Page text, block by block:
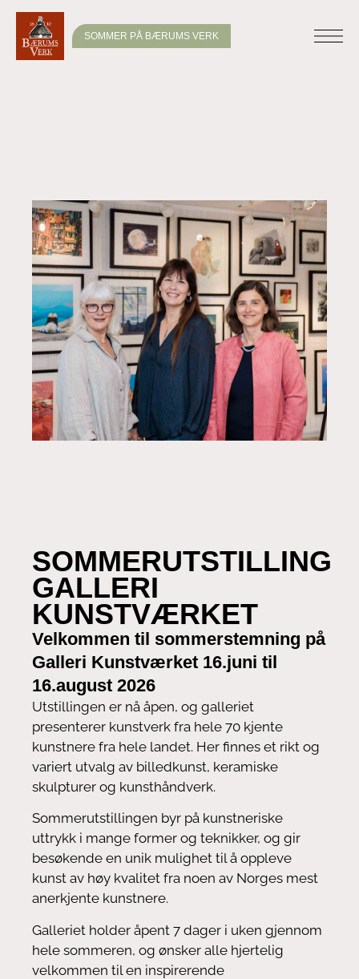
SOMMER PÅ BÆRUMS VERK
SOMMERUTSTILLING
GALLERI
KUNSTVÆRKET
Velkommen til sommerstemning på
Galleri Kunstværket 16.juni til
16.august 2026
Utstillingen er nå åpen, og galleriet
presenterer kunstverk fra hele 70 kjente
kunstnere fra hele landet. Her finnes et rikt og
variert utvalg av billedkunst, keramiske
skulpturer og kunsthåndverk.
Sommerutstillingen byr på kunstneriske
uttrykk i mange former og teknikker, og gir
besøkende en unik mulighet til å oppleve
kunst av høy kvalitet fra noen av Norges mest
anerkjente kunstnere.
Galleriet holder åpent 7 dager i uken gjennom
hele sommeren, og ønsker alle hjertelig
velkommen til en inspirerende